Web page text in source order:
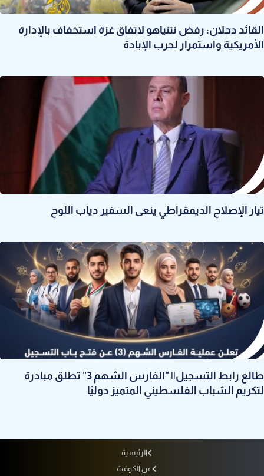
القائد دحلان: رفض نتنياهو لاتفاق غزة استخفاف بالإدارة
الأمريكية واستمرار لحرب الإبادة
تيار الإصلاح الديمقراطي ينعى السفير دياب اللوح
طالع رابط التسجيل|| "الفارس الشهم 3" تطلق مبادرة
لتكريم الشباب الفلسطيني المتميز دوليًا
الرئيسية
عن الكوفية